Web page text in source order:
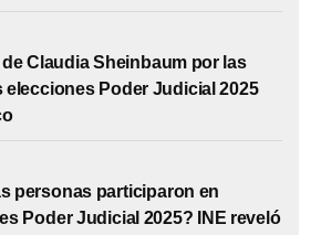
de Claudia Sheinbaum por las
elecciones Poder Judicial 2025
personas participaron en
Poder Judicial 2025? INE reveló